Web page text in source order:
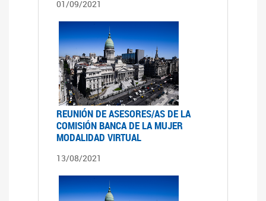
01/09/2021
REUNIÓN DE ASESORES/AS DE LA
COMISIÓN BANCA DE LA MUJER
MODALIDAD VIRTUAL
13/08/2021